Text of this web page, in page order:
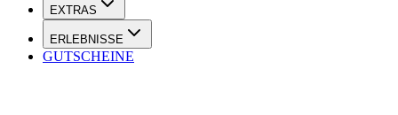
EXTRAS
ERLEBNISSE
GUTSCHEINE